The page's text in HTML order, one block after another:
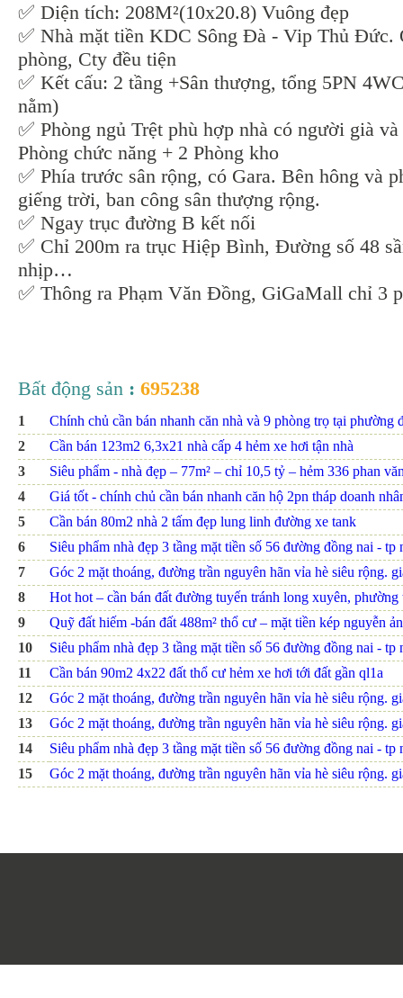
✅ Diện tích: 208M²(10x20.8) Vuông đẹp
✅ Nhà mặt tiền KDC Sông Đà - Vip Thủ Đức.
phòng, Cty đều tiện
✅ Kết cấu: 2 tầng +Sân thượng, tổng 5PN
nằm)
✅ Phòng ngủ Trệt phù hợp nhà có người già
Phòng chức năng + 2 Phòng kho
✅ Phía trước sân rộng, có Gara. Bên hông và
giếng trời, ban công sân thượng rộng.
✅ Ngay trục đường B kết nối
✅ Chỉ 200m ra trục Hiệp Bình, Đường số 48
nhịp…
✅ Thông ra Phạm Văn Đồng, GiGaMall chỉ 3
Bất động sản : 695238
1
Chính chủ cần bán nhanh căn nhà và 9 phòng trọ tại phường
2
Cần bán 123m2 6,3x21 nhà cấp 4 hẻm xe hơi tận nhà
3
Siêu phẩm - nhà đẹp – 77m² – chỉ 10,5 tỷ – hẻm 336 phan
4
Giá tốt - chính chủ cần bán nhanh căn hộ 2pn tháp doanh
5
Cần bán 80m2 nhà 2 tấm đẹp lung linh đường xe tank
6
Siêu phẩm nhà đẹp 3 tầng mặt tiền số 56 đường đồng nai - tp
7
Góc 2 mặt thoáng, đường trần nguyên hãn vỉa hè siêu rộng.
8
Hot hot – cần bán đất đường tuyến tránh long xuyên, phường
9
Quỹ đất hiếm -bán đất 488m² thổ cư – mặt tiền kép nguyễn
10
Siêu phẩm nhà đẹp 3 tầng mặt tiền số 56 đường đồng nai - tp
11
Cần bán 90m2 4x22 đất thổ cư hẻm xe hơi tới đất gần ql1a
12
Góc 2 mặt thoáng, đường trần nguyên hãn vỉa hè siêu rộng.
13
Góc 2 mặt thoáng, đường trần nguyên hãn vỉa hè siêu rộng.
14
Siêu phẩm nhà đẹp 3 tầng mặt tiền số 56 đường đồng nai - tp
15
Góc 2 mặt thoáng, đường trần nguyên hãn vỉa hè siêu rộng.